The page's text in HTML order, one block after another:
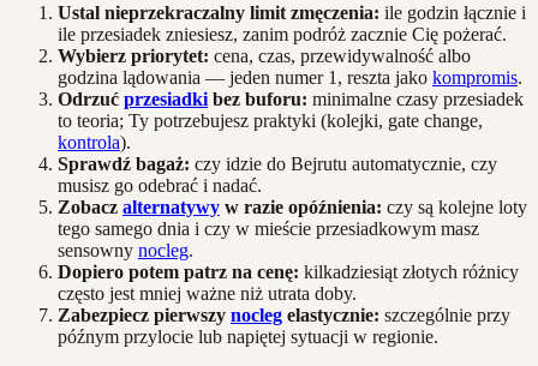
Ustal nieprzekraczalny limit zmęczenia: ile godzin łącznie i
ile przesiadek zniesiesz, zanim podróż zacznie Cię pożerać.
Wybierz priorytet: cena, czas, przewidywalność albo
godzina lądowania — jeden numer 1, reszta jako kompromis.
Odrzuć przesiadki bez buforu: minimalne czasy przesiadek
to teoria; Ty potrzebujesz praktyki (kolejki, gate change,
kontrola).
Sprawdź bagaż: czy idzie do Bejrutu automatycznie, czy
musisz go odebrać i nadać.
Zobacz alternatywy w razie opóźnienia: czy są kolejne loty
tego samego dnia i czy w mieście przesiadkowym masz
sensowny nocleg.
Dopiero potem patrz na cenę: kilkadziesiąt złotych różnicy
często jest mniej ważne niż utrata doby.
Zabezpiecz pierwszy nocleg elastycznie: szczególnie przy
późnym przylocie lub napiętej sytuacji w regionie.